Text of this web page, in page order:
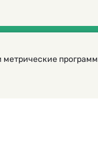
с разрешения редакторов